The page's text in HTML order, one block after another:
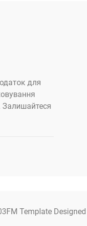
для
Залишайтеся
Template